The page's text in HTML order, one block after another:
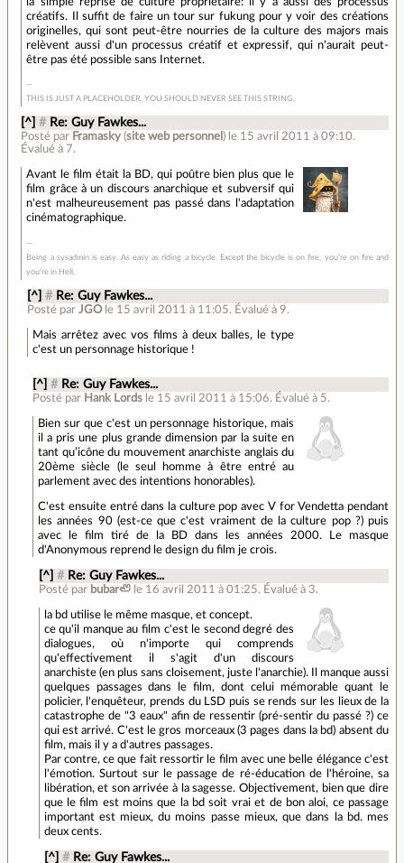
créatifs. Il suffit de faire un tour sur fukung pour y voir des créations
originelles, qui sont peut-être nourries de la culture des majors mais
relèvent aussi d'un processus créatif et expressif, qui n'aurait peut-
être pas été possible sans Internet.
THIS IS JUST A PLACEHOLDER. YOU SHOULD NEVER SEE THIS STRING.
[^] # Re: Guy Fawkes...
Posté par Framasky (site web personnel ) le 15 avril 2011 à 09:10.
Évalué à 7.
Avant le film était la BD, qui poûtre bien plus que le
film grâce à un discours anarchique et subversif qui
n'est malheureusement pas passé dans l'adaptation
cinématographique.
Being a sysadmin is easy. As easy as riding a bicycle. Except the bicycle is on fire, you’re on fire and
you’re in Hell.
[^] # Re: Guy Fawkes...
Posté par JGO le 15 avril 2011 à 11:05. Évalué à 9.
Mais arrêtez avec vos films à deux balles, le type
c'est un personnage historique !
[^] # Re: Guy Fawkes...
Posté par Hank Lords le 15 avril 2011 à 15:06. Évalué à 5.
Bien sur que c'est un personnage historique, mais
il a pris une plus grande dimension par la suite en
tant qu’icône du mouvement anarchiste anglais du
20ème siècle (le seul homme à être entré au
parlement avec des intentions honorables).
C'est ensuite entré dans la culture pop avec V for Vendetta pendant
les années 90 (est-ce que c'est vraiment de la culture pop ?) puis
avec le film tiré de la BD dans les années 2000. Le masque
d'Anonymous reprend le design du film je crois.
[^] # Re: Guy Fawkes...
Posté par bubar🦥 le 16 avril 2011 à 01:25. Évalué à 3.
la bd utilise le même masque, et concept.
ce qu'il manque au film c'est le second degré des
dialogues, où n'importe qui comprends
qu'effectivement il s'agit d'un discours
anarchiste (en plus sans cloisement, juste l'anarchie). Il manque aussi
quelques passages dans le film, dont celui mémorable quant le
policier, l'enquêteur, prends du LSD puis se rends sur les lieux de la
catastrophe de "3 eaux" afin de ressentir (pré-sentir du passé ?) ce
qui est arrivé. C'est le gros morceaux (3 pages dans la bd) absent du
film, mais il y a d'autres passages.
Par contre, ce que fait ressortir le film avec une belle élégance c'est
l'émotion. Surtout sur le passage de ré-éducation de l'héroine, sa
libération, et son arrivée à la sagesse. Objectivement, bien que dire
que le film est moins que la bd soit vrai et de bon aloi, ce passage
important est mieux, du moins passe mieux, que dans la bd. mes
deux cents.
[^] # Re: Guy Fawkes...